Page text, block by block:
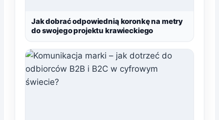
Jak dobrać odpowiednią koronkę na metry
do swojego projektu krawieckiego